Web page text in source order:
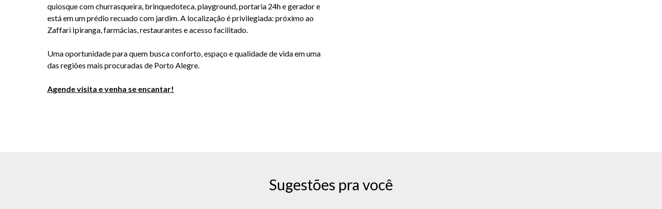
quiosque com churrasqueira, brinquedoteca, playground, portaria 24h e gerador e
está em um prédio recuado com jardim. A localização é privilegiada: próximo ao
Zaffari Ipiranga, farmácias, restaurantes e acesso facilitado.
Uma oportunidade para quem busca conforto, espaço e qualidade de vida em uma
das regiões mais procuradas de Porto Alegre.
Agende visita e venha se encantar!
Sugestões pra você